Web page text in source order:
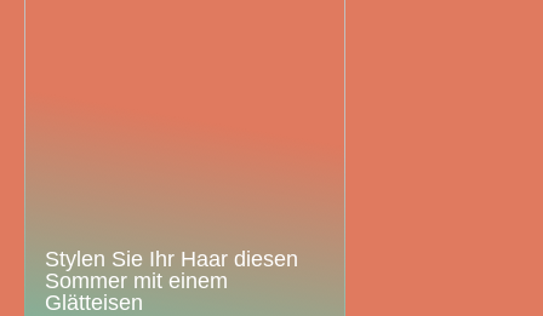
Stylen Sie Ihr Haar diesen
Sommer mit einem
Glätteisen